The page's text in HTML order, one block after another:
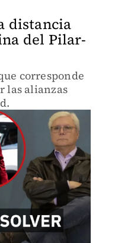
distancia
del Pilar-
corresponde
las alianzas